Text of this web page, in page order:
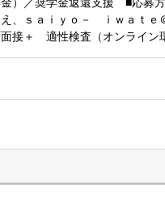
え、ｓａｉｙｏ－ ｉｗａｔ
面接＋ 適性検査（オンラ